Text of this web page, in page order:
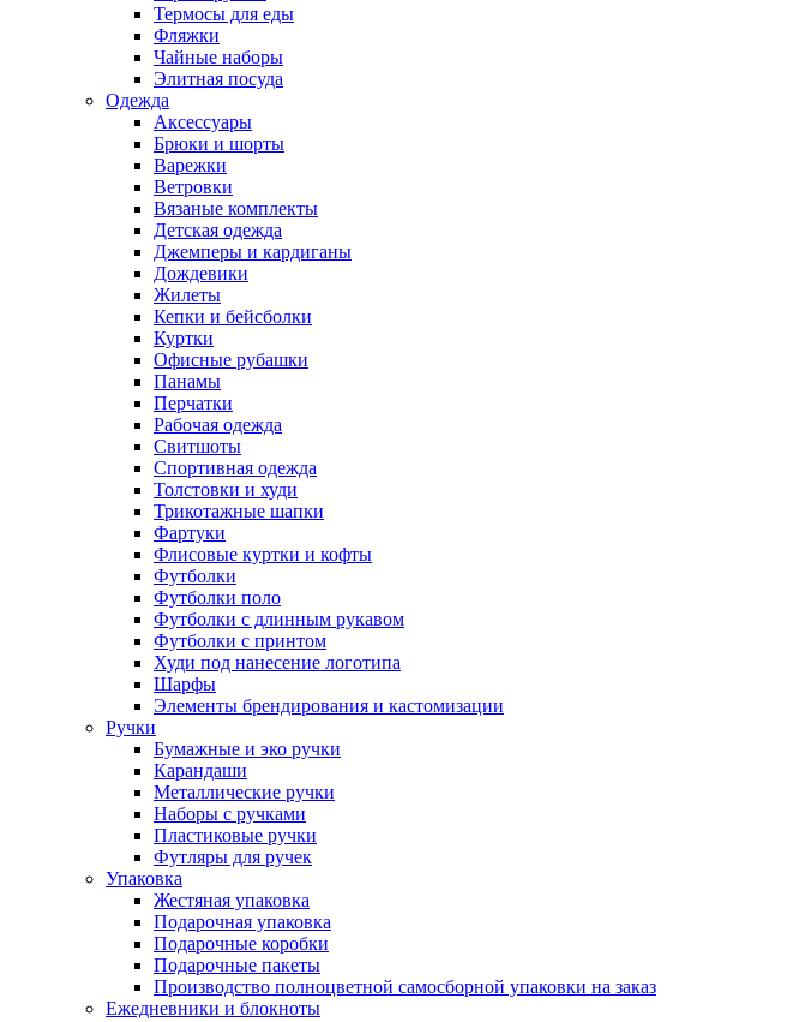
Термосы для еды
Фляжки
Чайные наборы
Элитная посуда
Одежда
Аксессуары
Брюки и шорты
Варежки
Ветровки
Вязаные комплекты
Детская одежда
Джемперы и кардиганы
Дождевики
Жилеты
Кепки и бейсболки
Куртки
Офисные рубашки
Панамы
Перчатки
Рабочая одежда
Свитшоты
Спортивная одежда
Толстовки и худи
Трикотажные шапки
Фартуки
Флисовые куртки и кофты
Футболки
Футболки поло
Футболки с длинным рукавом
Футболки с принтом
Худи под нанесение логотипа
Шарфы
Элементы брендирования и кастомизации
Ручки
Бумажные и эко ручки
Карандаши
Металлические ручки
Наборы с ручками
Пластиковые ручки
Футляры для ручек
Упаковка
Жестяная упаковка
Подарочная упаковка
Подарочные коробки
Подарочные пакеты
Производство полноцветной самосборной упаковки на заказ
Ежедневники и блокноты